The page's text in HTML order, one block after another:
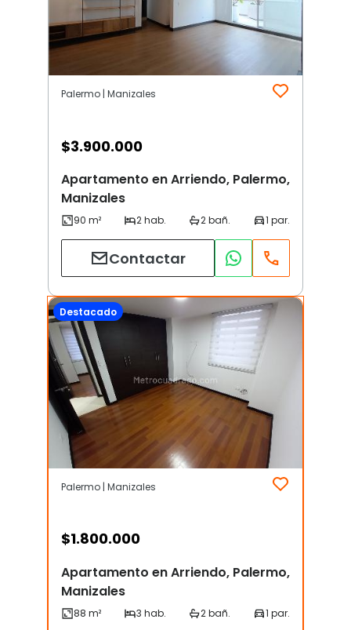
Palermo | Manizales
$3.900.000
Apartamento en Arriendo, Palermo,
Manizales
Contactar
Destacado
Palermo | Manizales
$1.800.000
Apartamento en Arriendo, Palermo,
Manizales